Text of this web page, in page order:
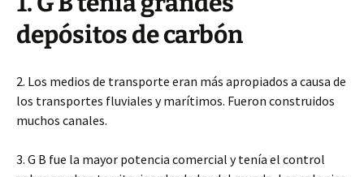
depósitos de carbón
2. Los medios de transporte eran más apropiados a causa de
los transportes fluviales y marítimos. Fueron construidos
muchos canales.
3. G B fue la mayor potencia comercial y tenía el control